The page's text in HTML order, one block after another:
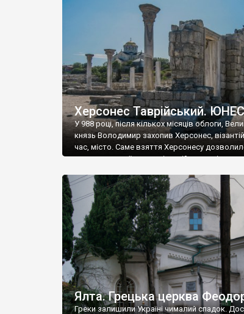
візантійської доби. Раритети викрадені з
культурної спадщини ЮНЕСКО «Херсонеса
Офіційно – на виставку «Золото Візантії»,
влада в Україні вважають це лише […]
Херсонес Таврійський.
У 988 році, після кількох місяців облоги,
князь Володимир захопив Херсонес,
час, місто. Саме взяття Херсонесу
диктувати свої умови візантійському
Херсонесі Володимир-язичник, став Василем-
християнином. А потім було Хрещення Русі.
Херсонесу Таврійського названо місто […]
Ялта. Грецька церква
Греки залишили Україні чималий спадок.